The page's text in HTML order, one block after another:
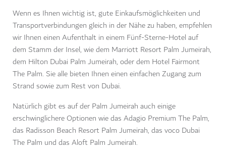
Wenn es Ihnen wichtig ist, gute Einkaufsmöglichkeiten und
Transportverbindungen gleich in der Nähe zu haben, empfehlen
wir Ihnen einen Aufenthalt in einem Fünf-Sterne-Hotel auf
dem Stamm der Insel, wie dem Marriott Resort Palm Jumeirah,
dem Hilton Dubai Palm Jumeirah, oder dem Hotel Fairmont
The Palm. Sie alle bieten Ihnen einen einfachen Zugang zum
Strand sowie zum Rest von Dubai.
Natürlich gibt es auf der Palm Jumeirah auch einige
erschwinglichere Optionen wie das Adagio Premium The Palm,
das Radisson Beach Resort Palm Jumeirah, das voco Dubai
The Palm und das Aloft Palm Jumeirah.